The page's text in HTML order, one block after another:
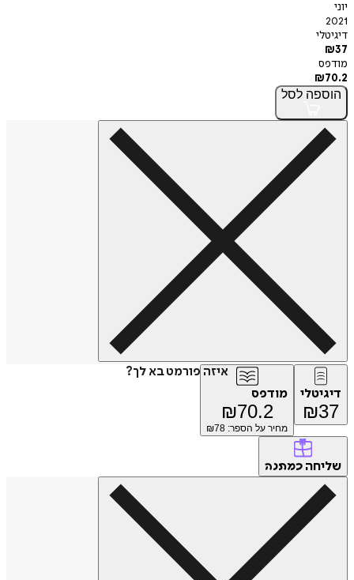
יוני
2021
דיגיטלי
₪37
מודפס
₪70.2
הוספה לסל
איזה פורמט בא לך?
דיגיטלי
₪37
מודפס
₪70.2
מחיר על הספר: ₪ 78
שליחה כמתנה